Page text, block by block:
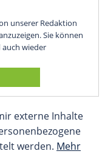
unserer Redaktion
Sie können
auch wieder
externe Inhalte
werden. Mehr